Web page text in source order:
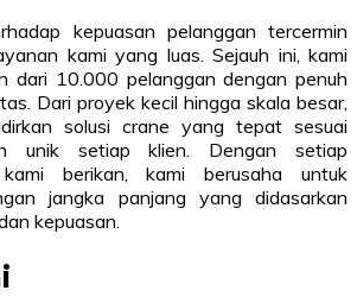
kepuasan pelanggan tercermin
kami yang luas. Sejauh ini, kami
dari 10.000 pelanggan dengan penuh
Dari proyek kecil hingga skala besar,
solusi crane yang tepat sesuai
unik setiap klien. Dengan setiap
berikan, kami berusaha untuk
jangka panjang yang didasarkan
kepuasan.